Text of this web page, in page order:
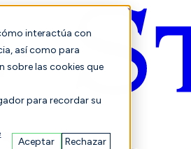
interactúa con
así como para
sobre las cookies que
para recordar su
Aceptar Rechazar